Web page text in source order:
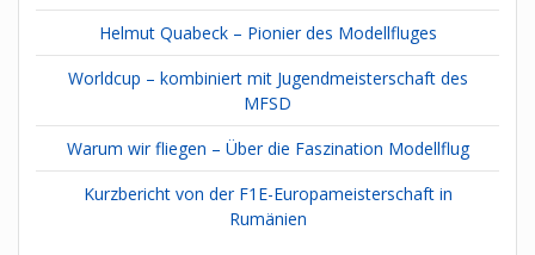
Helmut Quabeck – Pionier des Modellfluges
Worldcup – kombiniert mit Jugendmeisterschaft des
MFSD
Warum wir fliegen – Über die Faszination Modellflug
Kurzbericht von der F1E-Europameisterschaft in
Rumänien